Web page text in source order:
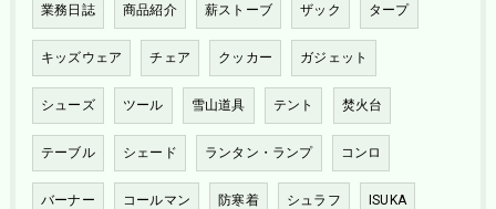
業務日誌 商品紹介 薪ストーブ ザック タープ
キッズウェア チェア クッカー ガジェット
シューズ ツール 雪山道具 テント 焚火台
テーブル シェード ランタン・ランプ コンロ
バーナー コールマン 防寒着 シュラフ ISUKA